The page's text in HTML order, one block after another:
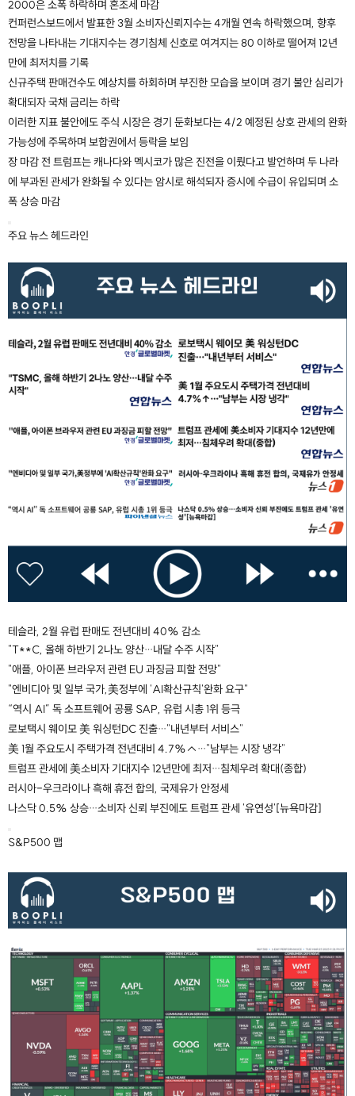
2000은 소폭 하락하며 혼조세 마감
컨퍼런스보드에서 발표한 3월 소비자신뢰지수는 4개월 연속 하락했으며, 향후
전망을 나타내는 기대지수는 경기침체 신호로 여겨지는 80 이하로 떨어져 12년
만에 최저치를 기록
신규주택 판매건수도 예상치를 하회하며 부진한 모습을 보이며 경기 불안 심리가
확대되자 국채 금리는 하락
이러한 지표 불안에도 주식 시장은 경기 둔화보다는 4/2 예정된 상호 관세의 완화
가능성에 주목하며 보합권에서 등락을 보임
장 마감 전 트럼프는 캐나다와 멕시코가 많은 진전을 이뤘다고 발언하며 두 나라
에 부과된 관세가 완화될 수 있다는 암시로 해석되자 증시에 수급이 유입되며 소
폭 상승 마감
주요 뉴스 헤드라인
테슬라, 2월 유럽 판매도 전년대비 40% 감소
"T**C, 올해 하반기 2나노 양산…내달 수주 시작"
"애플, 아이폰 브라우저 관련 EU 과징금 피할 전망"
"엔비디아 및 일부 국가,美정부에 'AI확산규칙'완화 요구"
“역시 AI” 독 소프트웨어 공룡 SAP, 유럽 시총 1위 등극
로보택시 웨이모 美 워싱턴DC 진출…"내년부터 서비스"
美 1월 주요도시 주택가격 전년대비 4.7%↑…"남부는 시장 냉각"
트럼프 관세에 美소비자 기대지수 12년만에 최저…침체우려 확대(종합)
러시아-우크라이나 흑해 휴전 합의, 국제유가 안정세
나스닥 0.5% 상승…소비자 신뢰 부진에도 트럼프 관세 '유연성'[뉴욕마감]
S&P500 맵